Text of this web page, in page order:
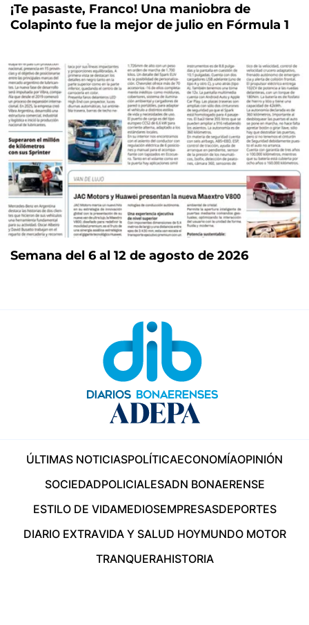
¡Te pasaste, Franco! Una maniobra de
Colapinto fue la mejor de julio en Fórmula 1
Semana del 6 al 12 de agosto de 2026
ÚLTIMAS NOTICIASPOLÍTICAECONOMÍAOPINIÓN
SOCIEDADPOLICIALESADN BONAERENSE
ESTILO DE VIDAMEDIOSEMPRESASDEPORTES
DIARIO EXTRAVIDA Y SALUD HOYMUNDO MOTOR
TRANQUERAHISTORIA